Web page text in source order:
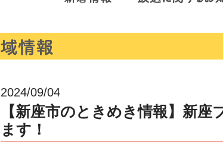
2024/09/04
【新座市のときめき情報】新
ます！